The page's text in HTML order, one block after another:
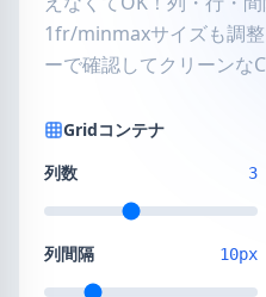
1fr/minmaxサイズも調
ーで確認してクリーンな
Gridコンテナ
列数
3
列間隔 10px